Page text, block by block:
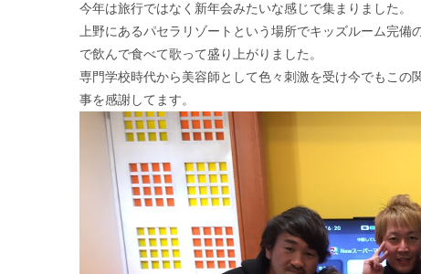
今年は旅行ではなく新年会みたいな感じで集まりました。
上野にあるパセラリゾートという場所でキッズルーム完備
で飲んで食べて歌って盛り上がりました。
専門学校時代から美容師として色々刺激を受け今でもこの
事を感謝してます。